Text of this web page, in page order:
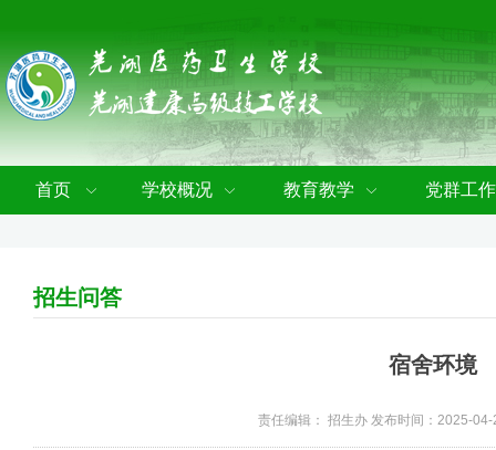
首页 学校概况 教育教学 党群工作
招生问答
宿舍环境
责任编辑： 招生办 发布时间：2025-